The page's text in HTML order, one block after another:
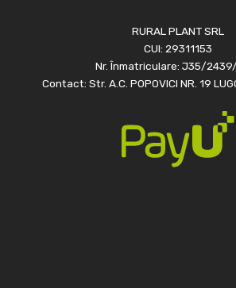
RURAL PLANT SRL
CUI: 29311153
Nr. Înmatriculare: J35/
Contact: Str. A.C. POPOVICI NR. 19